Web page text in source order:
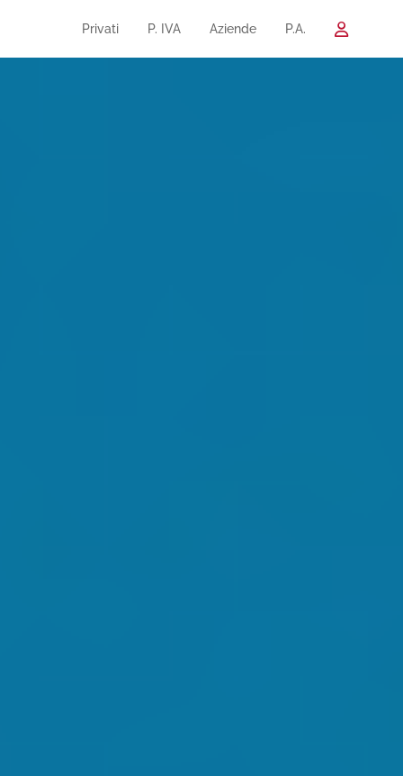
Privati P. IVA Aziende P.A.